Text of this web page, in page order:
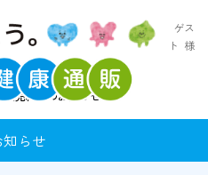
ゲス
ト 様
販売終了のお知らせ
知らせ